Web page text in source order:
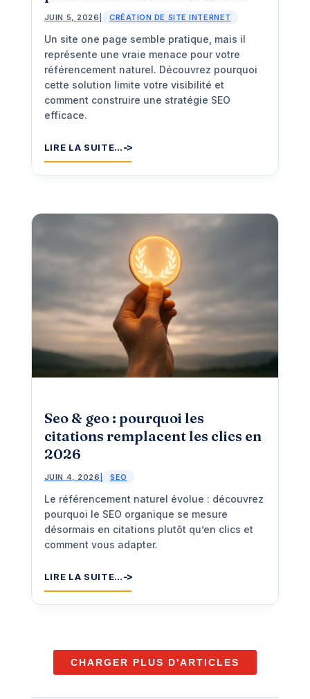
JUIN 5, 2026 CRÉATION DE SITE INTERNET
Un site one page semble pratique, mais il
représente une vraie menace pour votre
référencement naturel. Découvrez pourquoi
cette solution limite votre visibilité et
comment construire une stratégie SEO
efficace.
LIRE LA SUITE…
Seo & geo : pourquoi les
citations remplacent les clics en
2026
JUIN 4, 2026 SEO
Le référencement naturel évolue : découvrez
pourquoi le SEO organique se mesure
désormais en citations plutôt qu’en clics et
comment vous adapter.
LIRE LA SUITE…
CHARGER PLUS D'ARTICLES